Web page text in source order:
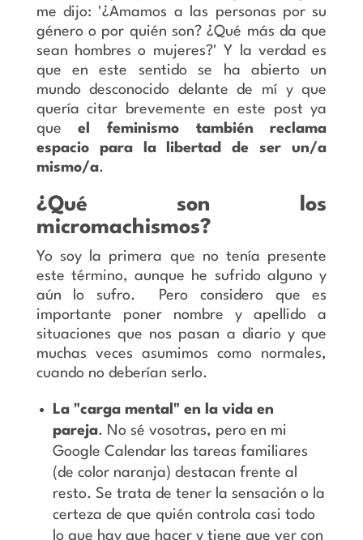
me dijo: '¿Amamos a las personas por su
género o por quién son? ¿Qué más da que
sean hombres o mujeres?' Y la verdad es
que en este sentido se ha abierto un
mundo desconocido delante de mí y que
quería citar brevemente en este post ya
queel feminismo también reclama
espacio para la libertad de ser un/a
mismo/a.
¿Qué son los
micromachismos?
Yo soy la primera que no tenía presente
este término, aunque he sufrido alguno y
aún lo sufro. Pero considero que es
importante poner nombre y apellido a
situaciones que nos pasan a diario y que
muchas veces asumimos como normales,
cuando no deberían serlo.
La "carga mental" en la vida en
pareja. No sé vosotras, pero en mi
Google Calendar las tareas familiares
(de color naranja) destacan frente al
resto. Se trata de tener la sensación o la
certeza de que quién controla casi todo
lo que hay que hacer y tiene que ver con